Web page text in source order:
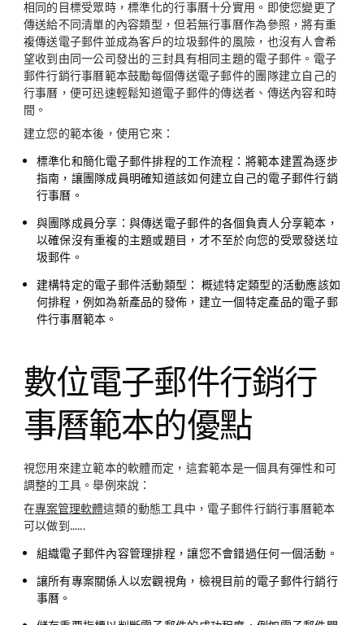
相同的目標受眾時，標準化的行事曆十分實用。即使您變更了
傳送給不同清單的內容類型，但若無行事曆作為參照，將有重
複傳送電子郵件並成為客戶的垃圾郵件的風險，也沒有人會希
望收到由同一公司發出的三封具有相同主題的電子郵件。電子
郵件行銷行事曆範本鼓勵每個傳送電子郵件的團隊建立自己的
行事曆，便可迅速輕鬆知道電子郵件的傳送者、傳送內容和時
間。
建立您的範本後，使用它來：
標準化和簡化電子郵件排程的工作流程： 將範本建置為逐步
指南，讓團隊成員明確知道該如何建立自己的電子郵件行銷
行事曆。
與團隊成員分享： 與傳送電子郵件的各個負責人分享範本，
以確保沒有重複的主題或題目，才不至於向您的受眾發送垃
圾郵件。
建構特定的電子郵件活動類型：
概述特定類型的活動應該如
何排程，例如為新產品的發佈，建立一個特定產品的電子郵
件行事曆範本。
數位電子郵件行銷行
事曆範本的優點
視您用來建立範本的軟體而定，這套範本是一個具有彈性和可
調整的工具。舉例來說：
在專案管理軟體這類的動態工具中，電子郵件行銷行事曆範本
可以做到…...
組織電子郵件內容管理排程，讓您不會錯過任何一個活動。
讓所有專案關係人以宏觀視角，檢視目前的電子郵件行銷行
事曆。